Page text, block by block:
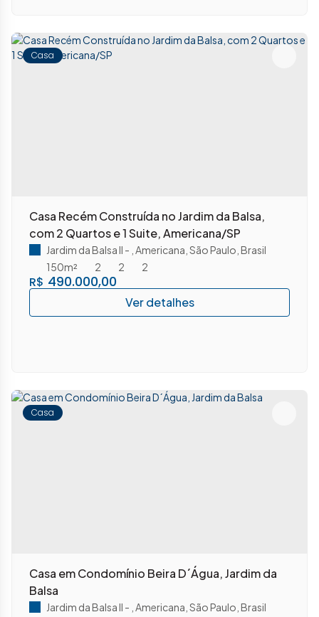
Casa
Casa Recém Construída no Jardim da Balsa,
com 2 Quartos e 1 Suite, Americana/SP
R$ 490.000,00
Jardim da Balsa II Americana São Paulo Brasil
2
2
150m² 2
Casa
Casa em Condomínio Beira D´Água, Jardim da
Balsa
Jardim da Balsa II Americana São Paulo Brasil